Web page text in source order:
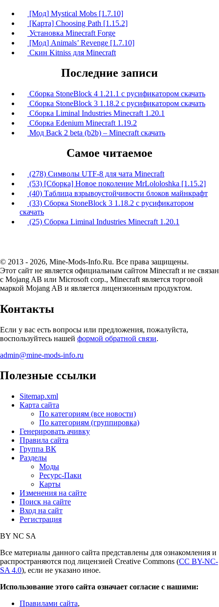
[Мод] Mystical Mobs [1.7.10]
[Карта] Сhoosing Path [1.15.2]
Установка Minecraft Forge
[Мод] Animals’ Revenge [1.7.10]
Скин Kitniss для Minecraft
Последние записи
Сборка StoneBlock 4 1.21.1 с русификатором скачать
Сборка StoneBlock 3 1.18.2 с русификатором скачать
Сборка Liminal Industries Minecraft 1.20.1
Сборка Edenium Minecraft 1.19.2
Мод Back 2 beta (b2b) – Minecraft скачать
Самое читаемое
(278) Символы UTF-8 для чата Minecraft
(53) [Сборка] Новое поколение MrLololoshka [1.15.2]
(40) Таблица взрывоустойчивости блоков майнкрафт
(33) Сборка StoneBlock 3 1.18.2 с русификатором
скачать
(25) Сборка Liminal Industries Minecraft 1.20.1
© 2013 - 2026, Mine-Mods-Info.Ru. Все права защищены.
Этот сайт не является официальным сайтом Minecraft и не связан
с Mojang AB или Microsoft corp., Minecraft является торговой
маркой Mojang AB и является лицензионным продуктом.
Контакты
Если у вас есть вопросы или предложения, пожалуйста,
воспользуйтесь нашей формой обратной связи.
admin@mine-mods-info.ru
Полезные ссылки
Sitemap.xml
Карта сайта
По категориям (все новости)
По категориям (группировка)
Генерировать ачивку
Правила сайта
Группа ВК
Разделы
Моды
Ресурс-Паки
Карты
Изменения на сайте
Поиск на сайте
Вход на сайт
Регистрация
BY NC SA
Все материалы данного сайта представлены для ознакомления и
распространяются под лицензией Creative Commons (CC BY-NC-
SA 4.0), если не указано иное.
Использование этого сайта означает согласие с нашими:
Правилами сайта,